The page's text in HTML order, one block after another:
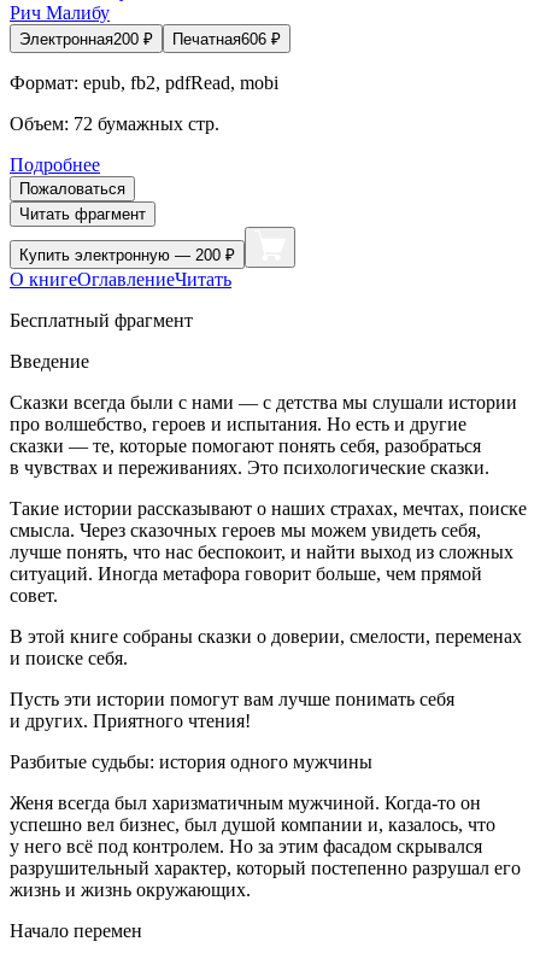
Рич Малибу
Электронная200 ₽ Печатная606 ₽
Формат: epub, fb2, pdfRead, mobi
Объем: 72 бумажных стр.
Подробнее
Пожаловаться
Читать фрагмент
Купить электронную — 200 ₽
О книгеОглавлениеЧитать
Бесплатный фрагмент
Введение
Сказки всегда были с нами — с детства мы слушали истории
про волшебство, героев и испытания. Но есть и другие
сказки — те, которые помогают понять себя, разобраться
в чувствах и переживаниях. Это психологические сказки.
Такие истории рассказывают о наших страхах, мечтах, поиске
смысла. Через сказочных героев мы можем увидеть себя,
лучше понять, что нас беспокоит, и найти выход из сложных
ситуаций. Иногда метафора говорит больше, чем прямой
совет.
В этой книге собраны сказки о доверии, смелости, переменах
и поиске себя.
Пусть эти истории помогут вам лучше понимать себя
и других. Приятного чтения!
Разбитые судьбы: история одного мужчины
Женя всегда был харизматичным мужчиной. Когда-то он
успешно вел бизнес, был душой компании и, казалось, что
у него всё под контролем. Но за этим фасадом скрывался
разрушительный характер, который постепенно разрушал его
жизнь и жизнь окружающих.
Начало перемен